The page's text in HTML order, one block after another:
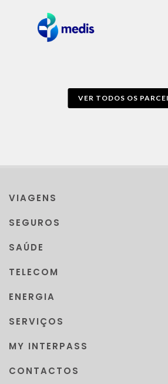
VER TODOS OS
VIAGENS
SEGUROS
SAÚDE
TELECOM
ENERGIA
SERVIÇOS
MY INTERPASS
CONTACTOS